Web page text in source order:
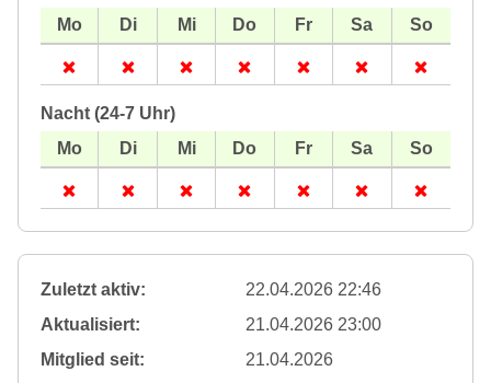
Nacht (24-7 Uhr)
Zuletzt aktiv:
22.04.2026 22:46
Aktualisiert:
21.04.2026 23:00
Mitglied seit:
21.04.2026